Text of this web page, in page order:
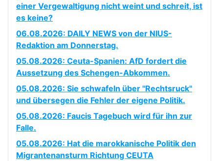
einer Vergewaltigung nicht weint und schreit, ist
es keine?
06.08.2026: DAILY NEWS von der NIUS-
Redaktion am Donnerstag.
05.08.2026: Ceuta-Spanien: AfD fordert die
Aussetzung des Schengen-Abkommen.
05.08.2026: Sie schwafeln über "Rechtsruck"
und übersegen die Fehler der eigene Politik.
05.08.2026: Faucis Tagebuch wird für ihn zur
Falle.
05.08.2026: Hat die marokkanische Politik den
Migrantenansturm Richtung CEUTA